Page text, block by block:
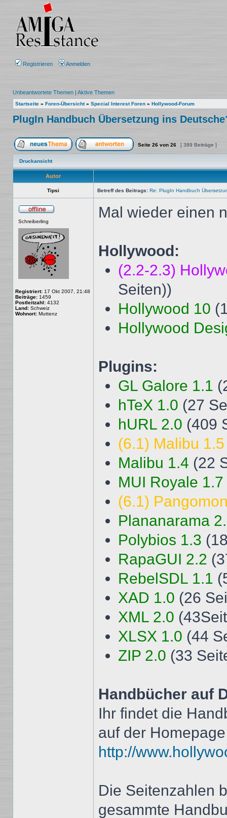
Registrieren Anmelden
Unbeantwortete Themen | Aktive Themen
Startseite » Foren-Übersicht» Special Interest Foren » Hollywood-Forum
PlugIn Handbuch Übersetzung ins
Ein neues Thema erstellenAuf das Thema antworten
Seite 26 von 26 [ 389 Beiträge ]
Druckansicht
Autor
Tipsi Betreff des Beitrags: Re: PlugIn Handbuch
Schreiberling
Registriert: 17 Okt 2007, 21:48
Beiträge: 1459
Postleitzahl: 4132
Land: Schweiz
Wohnort: Muttenz
Mal wieder einen
Hollywood:
(2.2-2.3)
Seiten))
Hollywood 10
Hollywood
Plugins:
GL Galore 1.1
hTeX 1.0 (27
hURL 2.0 (409
(6.1) Malibu
Malibu 1.4 (22
MUI Royale 1.7
(6.1)
Plananarama
Polybios 1.3
RapaGUI 2.2
RebelSDL 1.1
XAD 1.0 (26
XML 2.0
XLSX 1.0 (44
ZIP 2.0 (33
Handbücher auf
Ihr findet die
auf der
http://
Die Seitenzahlen
gesammte